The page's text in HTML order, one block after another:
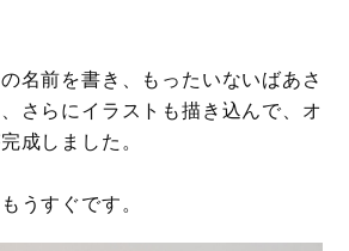
名前を書き、もったいないばあさ
さらにイラストも描き込んで、オ
成しました。
うすぐです。